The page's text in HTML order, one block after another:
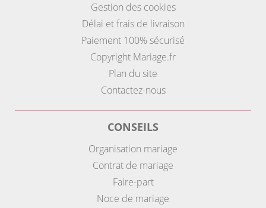
Gestion des cookies
Délai et frais de livraison
Paiement 100% sécurisé
Copyright Mariage.fr
Plan du site
Contactez-nous
CONSEILS
Organisation mariage
Contrat de mariage
Faire-part
Noce de mariage